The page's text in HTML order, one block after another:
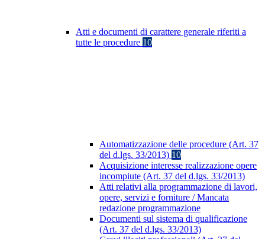
Atti e documenti di carattere generale riferiti a
tutte le procedure 10
Automatizzazione delle procedure (Art. 37
del d.lgs. 33/2013) 10
Acquisizione interesse realizzazione opere
incompiute (Art. 37 del d.lgs. 33/2013)
Atti relativi alla programmazione di lavori,
opere, servizi e forniture / Mancata
redazione programmazione
Documenti sul sistema di qualificazione
(Art. 37 del d.lgs. 33/2013)